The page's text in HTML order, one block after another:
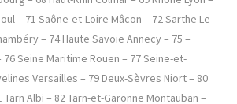
– 71 Saône-et-Loire Mâcon – 72 Sarthe Le
– 74 Haute Savoie Annecy – 75 –
76 Seine Maritime Rouen – 77 Seine-et-
Versailles – 79 Deux-Sèvres Niort – 80
Albi – 82 Tarn-et-Garonne Montauban –